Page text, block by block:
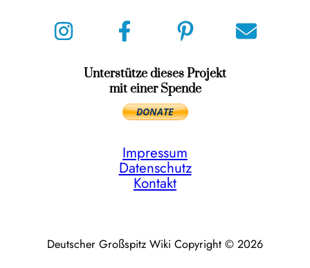
Unterstütze dieses Projekt
mit einer Spende
Impressum
Datenschutz
Kontakt
Deutscher Großspitz Wiki Copyright © 2026